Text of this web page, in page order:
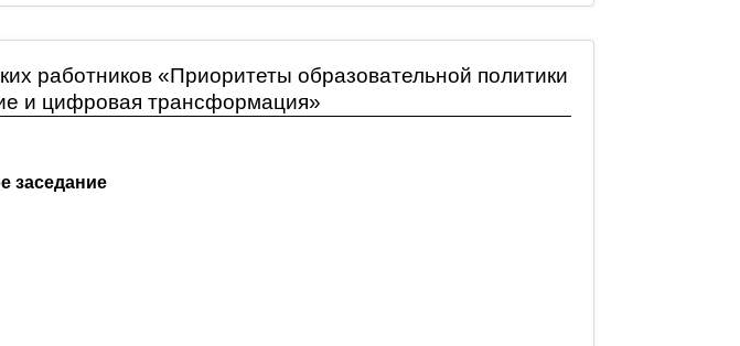
работников «Приоритеты образовательной политики
и цифровая трансформация»
заседание